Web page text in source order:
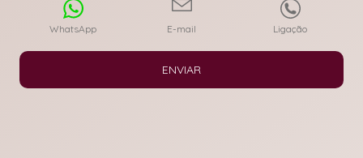
WhatsApp E-mail Ligação
ENVIAR